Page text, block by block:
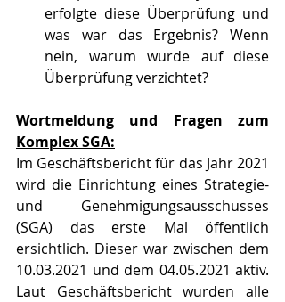
erfolgte diese Überprüfung und
was war das Ergebnis? Wenn
nein, warum wurde auf diese
Überprüfung verzichtet?
Wortmeldung und Fragen zum
Komplex SGA:
Im Geschäftsbericht für das Jahr 2021
wird die Einrichtung eines Strategie-
und Genehmigungsausschusses
(SGA) das erste Mal öffentlich
ersichtlich. Dieser war zwischen dem
10.03.2021 und dem 04.05.2021 aktiv.
Laut Geschäftsbericht wurden alle